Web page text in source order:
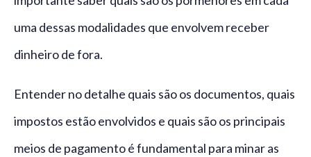
uma dessas modalidades que envolvem receber
dinheiro de fora.
Entender no detalhe quais são os documentos, quais
impostos estão envolvidos e quais são os principais
meios de pagamento é fundamental para minar as